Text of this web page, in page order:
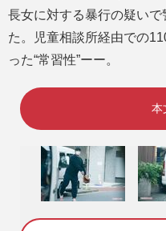
長女に対する暴行の疑い
た。児童相談所経由での
った“常習性”ーー。
本